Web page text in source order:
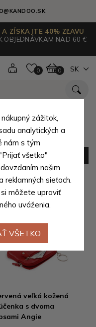
ZÍSKAJTE 40% ZĽAVU
OBJEDNÁVKAM NAD 60 €
0 0 SK
materiálu
veľká kožená
s dvoma
Angie
zážitok,
analytických a
nám s tým
všetko"
našim
reklamných sieťach.
môžete upraviť
uváženia.
VŠETKO